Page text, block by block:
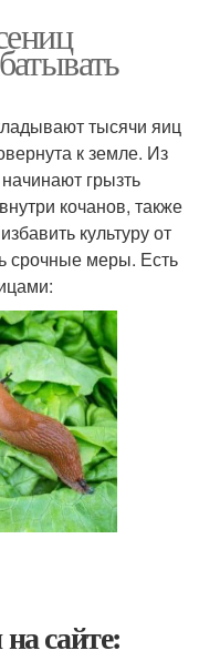
тысячи яиц
к земле. Из
грызть
кочанов, также
культуру от
срочные меры. Есть
сайте: